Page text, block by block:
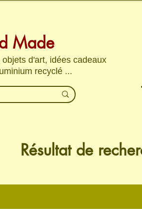
Made
d'art, idées cadeaux
recyclé ...
Résultat de